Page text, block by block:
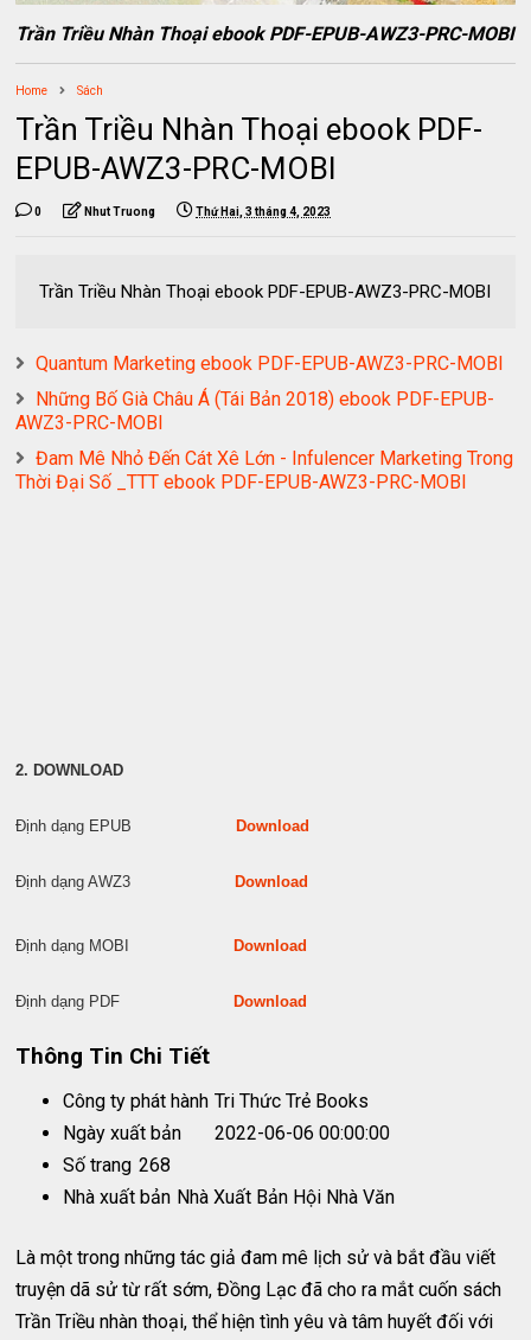
Trần Triều Nhàn Thoại ebook PDF-EPUB-AWZ3-PRC-MOBI
Home Sách
Trần Triều Nhàn Thoại ebook PDF-
EPUB-AWZ3-PRC-MOBI
0 Nhut Truong Thứ Hai, 3 tháng 4, 2023
Trần Triều Nhàn Thoại ebook PDF-EPUB-AWZ3-PRC-MOBI
Quantum Marketing ebook PDF-EPUB-AWZ3-PRC-MOBI
Những Bố Già Châu Á (Tái Bản 2018) ebook PDF-EPUB-
AWZ3-PRC-MOBI
Đam Mê Nhỏ Đến Cát Xê Lớn - Infulencer Marketing Trong
Thời Đại Số _TTT ebook PDF-EPUB-AWZ3-PRC-MOBI
2. DOWNLOAD
Định dạng EPUB Download
Định dạng AWZ3 Download
Định dạng MOBI Download
Định dạng PDF Download
Thông Tin Chi Tiết
Công ty phát hành Tri Thức Trẻ Books
Ngày xuất bản
2022-06-06 00:00:00
Số trang 268
Nhà xuất bản Nhà Xuất Bản Hội Nhà Văn
Là một trong những tác giả đam mê lịch sử và bắt đầu viết
truyện dã sử từ rất sớm, Đồng Lạc đã cho ra mắt cuốn sách
Trần Triều nhàn thoại, thể hiện tình yêu và tâm huyết đối với